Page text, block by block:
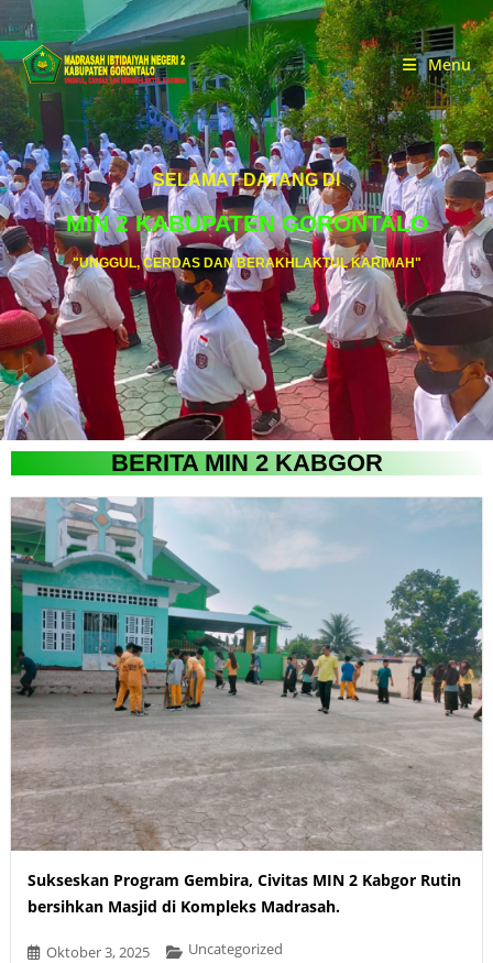
Menu
SELAMAT DATANG DI
MIN 2 KABUPATEN GORONTALO
"UNGGUL, CERDAS DAN BERAKHLAKTUL KARIMAH"
BERITA MIN 2 KABGOR
Sukseskan Program Gembira, Civitas MIN 2 Kabgor Rutin
bersihkan Masjid di Kompleks Madrasah.
Oktober 3, 2025 Uncategorized